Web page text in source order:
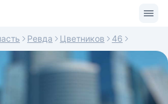
Ревда Цветников 46